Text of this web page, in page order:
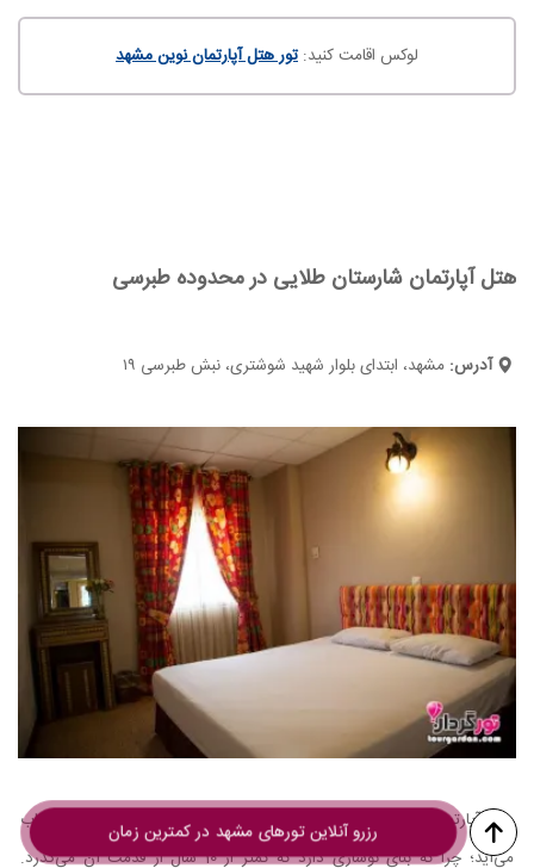
لوکس اقامت کنید: تور هتل آپارتمان نوین مشهد
هتل آپارتمان شارستان طلایی در محدوده طبرسی
آدرس:مشهد، ابتدای بلوار شهید شوشتری، نبش طبرسی ۱۹
هتل آپارتمان شارستان طلایی یک مجموعه اقامتی لوکس و لاکچری به حساب
می‌آید؛ چرا که بنای نوسازی دارد که کمتر از 10 سال از قدمت آن می‌گذرد.
رزرو آنلاین تورهای مشهد در کمترین زمان